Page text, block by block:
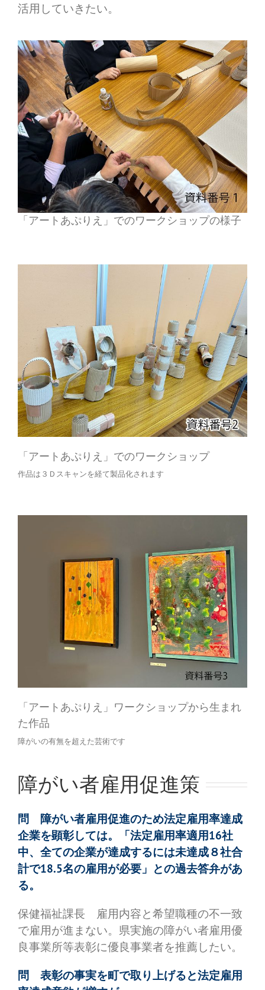
活用していきたい。
「アートあぷりえ」でのワークショップの様子
「アートあぷりえ」でのワークショップ
作品は３Ｄスキャンを経て製品化されます
「アートあぷりえ」ワークショップから生まれ
た作品
障がいの有無を超えた芸術です
障がい者雇用促進策
問 障がい者雇用促進のため法定雇用率達成
企業を顕彰しては。「法定雇用率適用16社
中、全ての企業が達成するには未達成８社合
計で18.5名の雇用が必要」との過去答弁があ
る。
保健福祉課長 雇用内容と希望職種の不一致
で雇用が進まない。県実施の障がい者雇用優
良事業所等表彰に優良事業者を推薦したい。
問 表彰の事実を町で取り上げると法定雇用